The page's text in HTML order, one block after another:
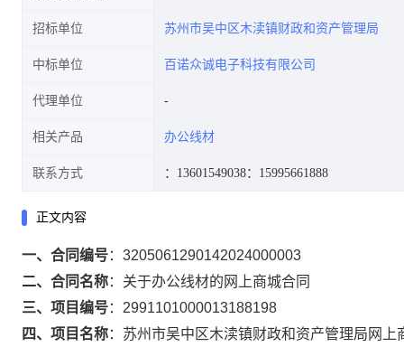
招标单位 苏州市吴中区木渎镇财政和资产管理局
中标单位 百诺众诚电子科技有限公司
代理单位
相关产品 办公线材
联系方式 ：13601549038：15995661888
正文内容
一、合同编号： 3205061290142024000003
二、合同名称： 关于办公线材的网上商城合同
三、项目编号： 2991101000013188198
四、项目名称： 苏州市吴中区木渎镇财政和资产管理局网上